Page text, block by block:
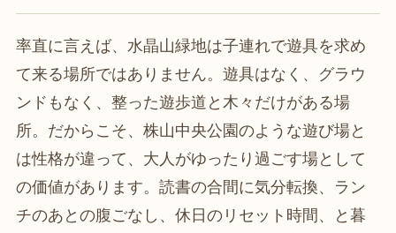
率直に言えば、水晶山緑地は子連れで遊具を求め
て来る場所ではありません。遊具はなく、グラウ
ンドもなく、整った遊歩道と木々だけがある場
所。だからこそ、株山中央公園のような遊び場と
は性格が違って、大人がゆったり過ごす場として
の価値があります。読書の合間に気分転換、ラン
チのあとの腹ごなし、休日のリセット時間、と暮